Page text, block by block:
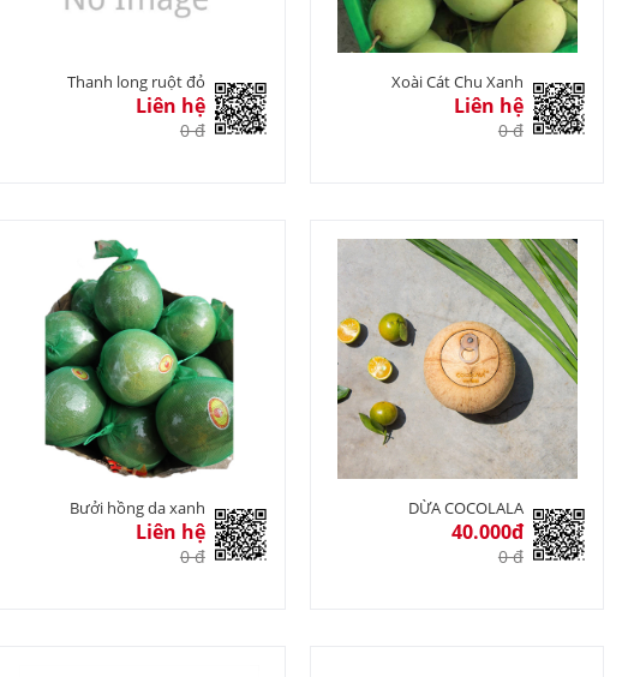
Thanh long ruột đỏ
Liên hệ
0 đ
Xoài Cát Chu Xanh
Liên hệ
0 đ
Bưởi hồng da xanh
Liên hệ
0 đ
DỪA COCOLALA
40.000đ
0 đ